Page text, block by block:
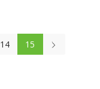
14 15